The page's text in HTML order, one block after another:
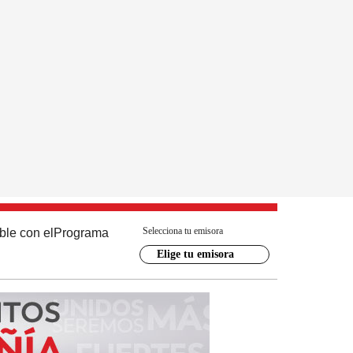
con el Programa Selecciona tu emisora
Elige tu emisora